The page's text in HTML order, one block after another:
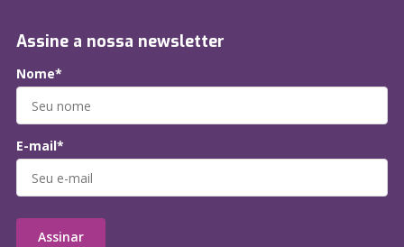
Assine a nossa newsletter
Nome*
E-mail*
Assinar